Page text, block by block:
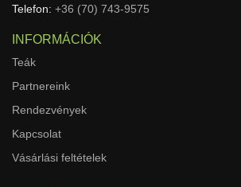
Telefon: +36 (70) 743-9575
INFORMÁCIÓK
Teák
Partnereink
Rendezvények
Kapcsolat
Vásárlási feltételek